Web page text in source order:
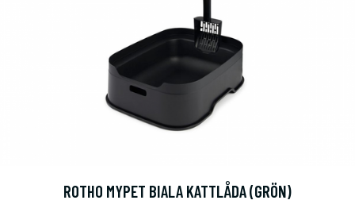
ROTHO MYPET BIALA KATTLÅDA (GRÖN)